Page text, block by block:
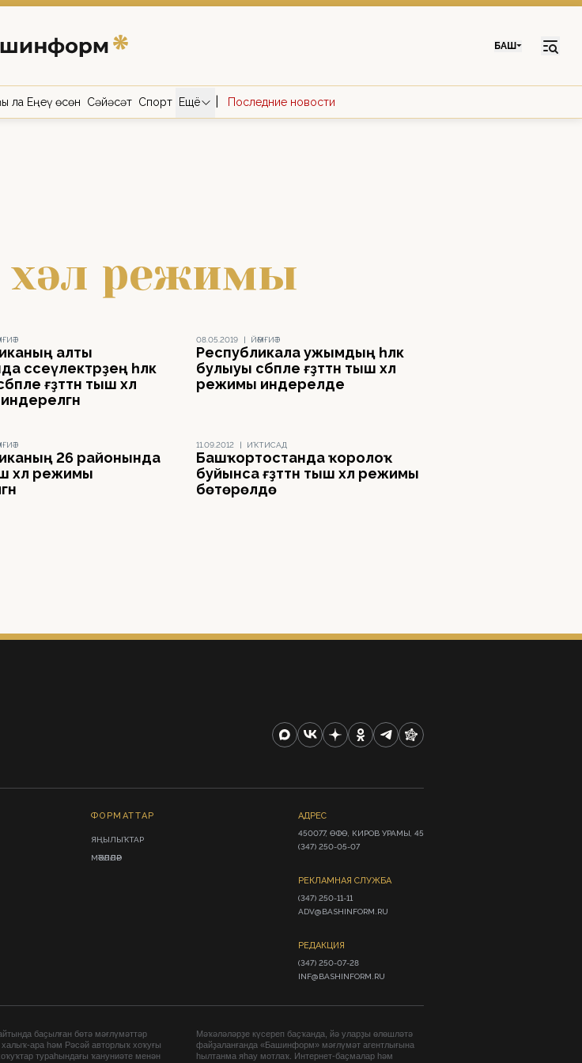
БАШ
ла Еңеү өсөн Сәйәсәт Спорт Ещё Последние новости
хәл режимы
алты
сәсеүлектәрҙең һәләк
ғәҙәттән тыш хәл
08.05.2019 | ЙӘМҒИӘТ
Республикала ужымдың һәләк
булыуы сәбәпле ғәҙәттән тыш хәл
режимы индерелде
26 районында
хәл режимы
11.09.2012 | ИҠТИСАД
Башҡортостанда ҡоролоҡ
буйынса ғәҙәттән тыш хәл режимы
бөтөрөлдө
ФОРМАТТАР
ЯҢЫЛЫҠТАР
МӘҠӘЛӘЛӘР
АДРЕС
450077, ӨФӨ, КИРОВ УРАМЫ, 45
(347) 250-05-07
РЕКЛАМНАЯ СЛУЖБА
(347) 250-11-11
ADV@BASHINFORM.RU
РЕДАКЦИЯ
(347) 250-07-28
INF@BASHINFORM.RU
баҫылған бөтә мәғлүмәттәр
ара һәм Рәсәй авторлыҡ хоҡуғы
тураһындағы ҡануниәте менән
Мәҡәләләрҙе күсереп баҫҡанда, йә уларҙы өлөшләтә
файҙаланғанда «Башинформ» мәғлүмәт агентлығына
һылтанма яһау мотлаҡ. Интернет-баҫмалар һәм